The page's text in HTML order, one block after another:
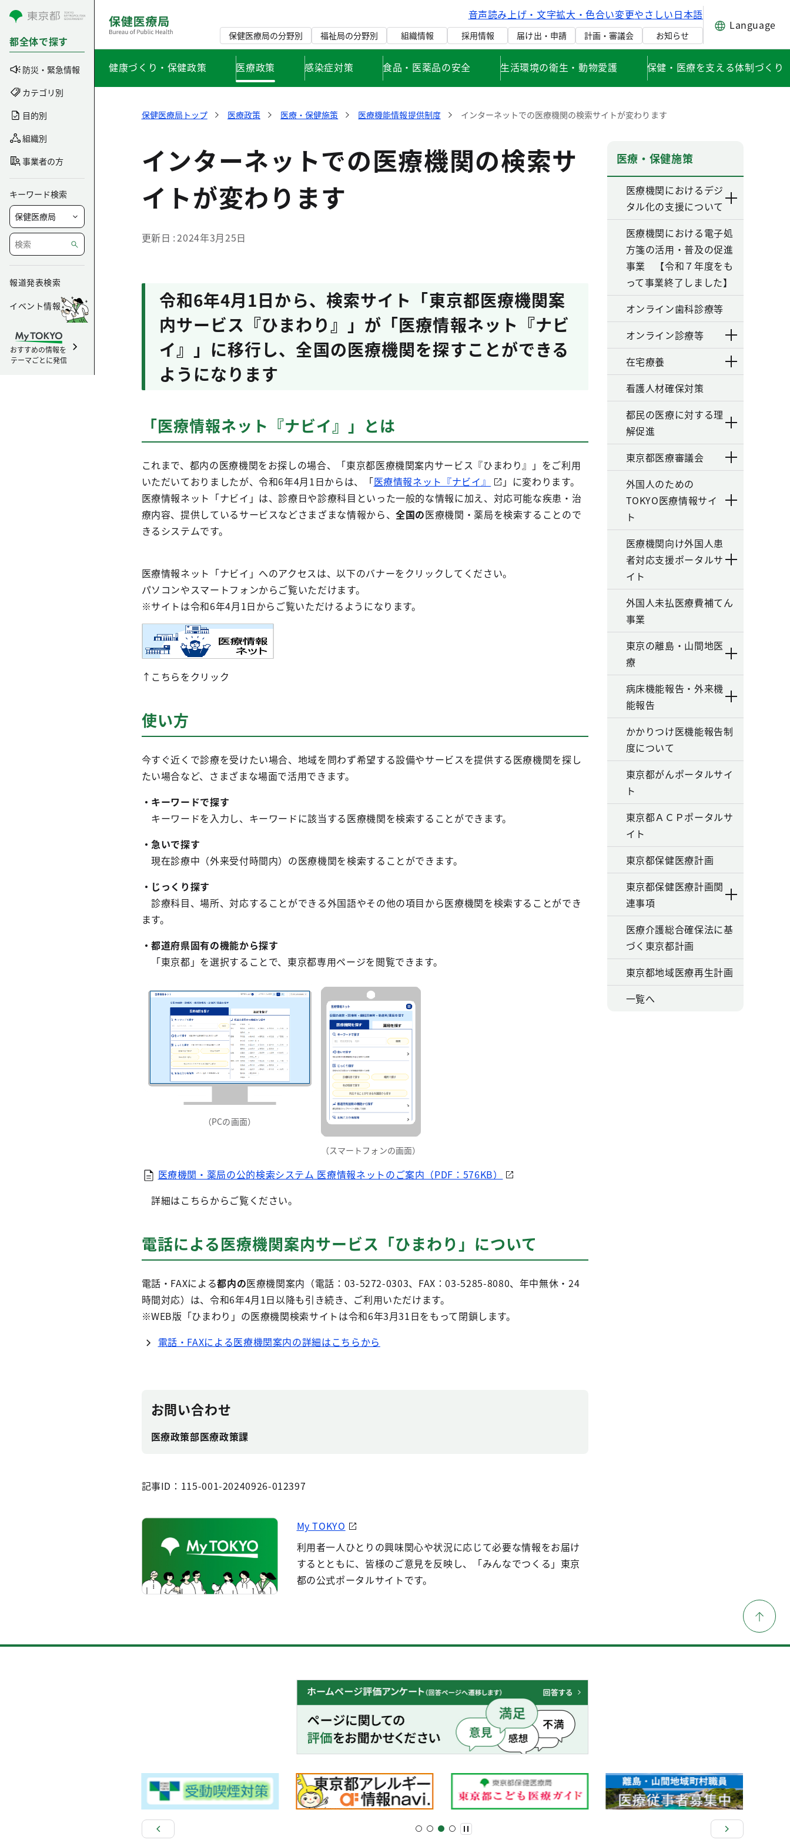
コンテンツにスキップ
都全体で探す
防災・緊急情報
カテゴリ別
目的別
組織別
事業者の方
キーワード検索
報道発表検索
イベント情報
おすすめの情報を
テーマごとに発信
音声読み上げ・文字拡大・色合い変更やさしい日本語
保健医療局の分野別 福祉局の分野別 組織情報 採用情報 届け出・申請 計画・審議会 お知らせ
Language
健康づくり・保健政策 医療政策 感染症対策 食品・医薬品の安全 生活環境の衛生・動物愛護 保健・医療を支える体制づくり
保健医療局トップ 医療政策 医療・保健施策 医療機能情報提供制度 インターネットでの医療機関の検索サイトが変わります
インターネットでの医療機関の検索サ
イトが変わります
更新日 2024年3月25日
令和6年4月1日から、検索サイト「東京都医療機関案
内サービス『ひまわり』」が「医療情報ネット『ナビ
イ』」に移行し、全国の医療機関を探すことができる
ようになります
「医療情報ネット『ナビイ』」とは
これまで、都内の医療機関をお探しの場合、「東京都医療機関案内サービス『ひまわり』」をご利用
いただいておりましたが、令和6年4月1日からは、「医療情報ネット『ナビイ』
」に変わります。
医療情報ネット「ナビイ」は、診療日や診療科目といった一般的な情報に加え、対応可能な疾患・治
療内容、提供しているサービスなどさまざまな情報から、全国の医療機関・薬局を検索することので
きるシステムです。
医療情報ネット「ナビイ」へのアクセスは、以下のバナーをクリックしてください。
パソコンやスマートフォンからご覧いただけます。
※サイトは令和6年4月1日からご覧いただけるようになります。
↑こちらをクリック
使い方
今すぐ近くで診療を受けたい場合、地域を問わず希望する設備やサービスを提供する医療機関を探し
たい場合など、さまざまな場面で活用できます。
・キーワードで探す
キーワードを入力し、キーワードに該当する医療機関を検索することができます。
・急いで探す
現在診療中（外来受付時間内）の医療機関を検索することができます。
・じっくり探す
診療科目、場所、対応することができる外国語やその他の項目から医療機関を検索することができ
ます。
・都道府県固有の機能から探す
「東京都」を選択することで、東京都専用ページを閲覧できます。
（PCの画面）
（スマートフォンの画面）
医療機関・薬局の公的検索システム 医療情報ネットのご案内（PDF：576KB）
詳細はこちらからご覧ください。
電話による医療機関案内サービス「ひまわり」について
電話・FAXによる都内の医療機関案内（電話：03-5272-0303、FAX：03-5285-8080、年中無休・24
時間対応）は、令和6年4月1日以降も引き続き、ご利用いただけます。
※WEB版「ひまわり」の医療機関検索サイトは令和6年3月31日をもって閉鎖します。
電話・FAXによる医療機関案内の詳細はこちらから
お問い合わせ
医療政策部医療政策課
記事ID：115-001-20240926-012397
My TOKYO
利用者一人ひとりの興味関心や状況に応じて必要な情報をお届け
するとともに、皆様のご意見を反映し、「みんなでつくる」東京
都の公式ポータルサイトです。
医療・保健施策
医療機関におけるデジ
タル化の支援について
医療機関における電子処
方箋の活用・普及の促進
事業 【令和７年度をも
って事業終了しました】
オンライン歯科診療等
オンライン診療等
在宅療養
看護人材確保対策
都民の医療に対する理
解促進
東京都医療審議会
外国人のための
TOKYO医療情報サイ
ト
医療機関向け外国人患
者対応支援ポータルサ
イト
外国人未払医療費補てん
事業
東京の離島・山間地医
療
病床機能報告・外来機
能報告
かかりつけ医機能報告制
度について
東京都がんポータルサイ
ト
東京都ＡＣＰポータルサ
イト
東京都保健医療計画
東京都保健医療計画関
連事項
医療介護総合確保法に基
づく東京都計画
東京都地域医療再生計画
一覧へ